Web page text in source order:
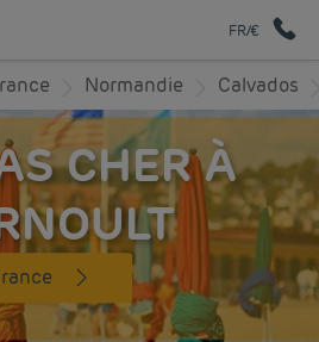
FR/€
Normandie Calvados
CHER À